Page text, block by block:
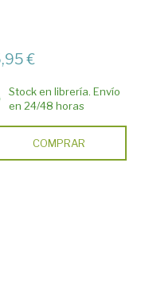
€
Stock en librería. Envío
en 24/48 horas
COMPRAR